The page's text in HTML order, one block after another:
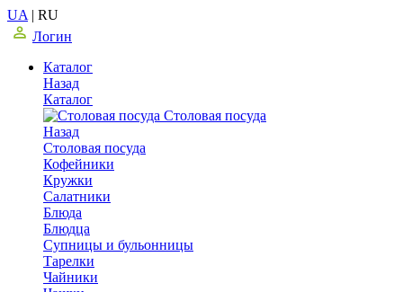
UA | RU
Логин
Каталог
Назад
Каталог
Столовая посуда
Назад
Столовая посуда
Кофейники
Кружки
Салатники
Блюда
Блюдца
Супницы и бульонницы
Тарелки
Чайники